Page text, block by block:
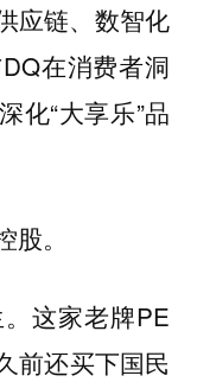
应链、数智化
在消费者洞
化“大享乐”品
。
这家老牌PE
前还买下国民